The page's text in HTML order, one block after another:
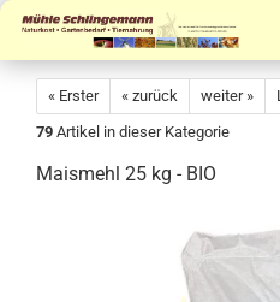
« Erster « zurück weiter »
79 Artikel in dieser Kategorie
Maismehl 25 kg - BIO